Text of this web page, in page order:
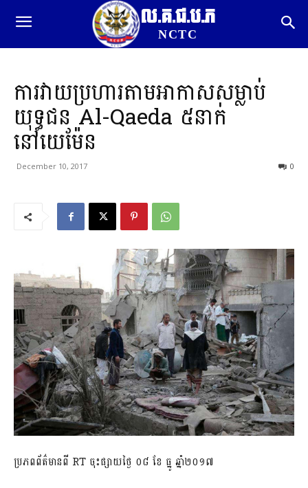
ល.គ.ជ.ប.ភ
NCTC
ការវាយប្រហារតាមអាកាសសម្លាប់
យុទ្ធជន Al-Qaeda ៥នាក់
នៅយេម៉ែន
December 10, 2017 0
ប្រភពព័ត៌មានពី RT ចុះផ្សាយថ្ងៃ ០៨ ខែ ធ្នូ ឆ្នាំ២០១៧